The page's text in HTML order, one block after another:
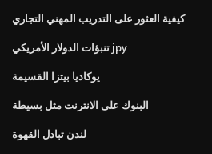
كيفية العثور على التدريب المهني التجاري
تنبؤات الدولار الأمريكي jpy
يوكاديا بيتزا القسيمة
البنوك على الانترنت مثل بسيطة
لندن تبادل القهوة